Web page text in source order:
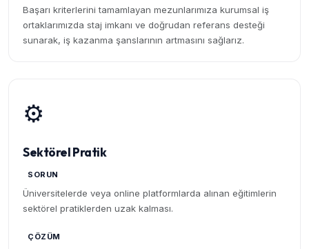
Başarı kriterlerini tamamlayan mezunlarımıza kurumsal iş
ortaklarımızda staj imkanı ve doğrudan referans desteği
sunarak, iş kazanma şanslarının artmasını sağlarız.
⚙️
Sektörel Pratik
SORUN
Üniversitelerde veya online platformlarda alınan eğitimlerin
sektörel pratiklerden uzak kalması.
ÇÖZÜM